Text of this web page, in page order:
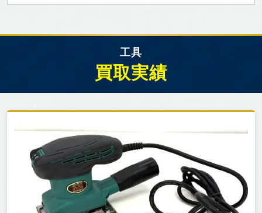
工具
買取実績